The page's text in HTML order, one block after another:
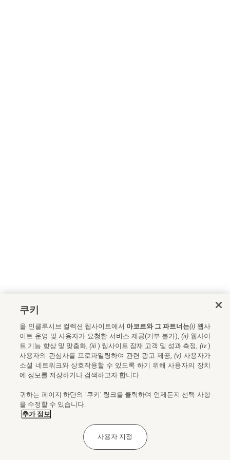
쿠키
올 인클루시브 컬렉션 웹사이트에서 아코르와 그 파트너는(i) 웹사
이트 운영 및 사용자가 요청한 서비스 제공(거부 불가), (ii)웹사이
트 기능 향상 및 맞춤화, (iii) 웹사이트 잠재 고객 및 성과 측정, (iv)
사용자의 관심사를 프로파일링하여 관련 광고 제공,(v) 사용자가
소셜 네트워크와 상호작용할 수 있도록 하기 위해 사용자의 장치
에 정보를 저장하거나 검색하고자 합니다.
귀하는 페이지 하단의 '쿠키' 링크를 클릭하여 언제든지 선택 사항
을 수정할 수 있습니다.
추가 정보
사용자 지정